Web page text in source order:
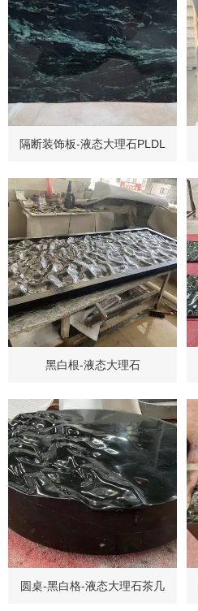
隔断装饰板-液态大理石PLDL
黑白根-液态大理石
圆桌-黑白格-液态大理石茶几